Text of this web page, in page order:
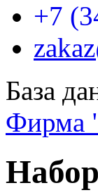
+7
База
Фирма